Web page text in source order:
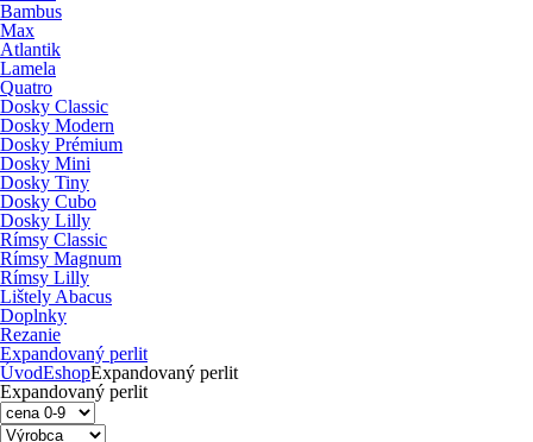
Bambus
Max
Atlantik
Lamela
Quatro
Dosky Classic
Dosky Modern
Dosky Prémium
Dosky Mini
Dosky Tiny
Dosky Cubo
Dosky Lilly
Rímsy Classic
Rímsy Magnum
Rímsy Lilly
Lištely Abacus
Doplnky
Rezanie
Expandovaný perlit
ÚvodEshopExpandovaný perlit
Expandovaný perlit